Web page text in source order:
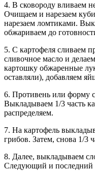
4. В сковороду вливаем
Очищаем и нарезаем
нарезаем ломтиками.
обжариваем до
5. С картофеля сливаем
сливочное масло и
картошку обжаренные
оставляли), добавляем
6. Противень или форму
Выкладываем 1/3 часть
распределяем.
7. На картофель
грибов. Затем, снова 1/3
8. Далее, выкладываем
Следующий и последний